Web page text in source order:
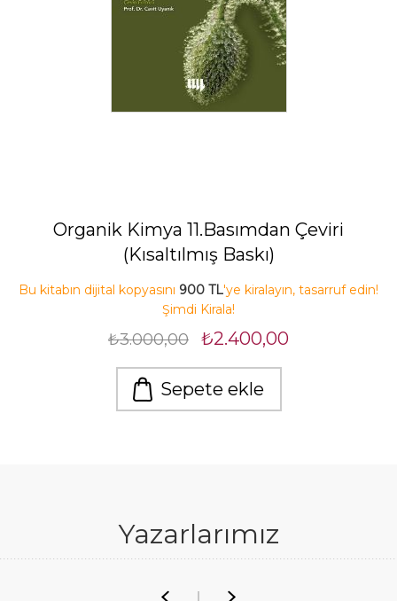
Organik Kimya 11.Basımdan Çeviri
(Kısaltılmış Baskı)
Bu kitabın dijital kopyasını 900 TL'ye kiralayın, tasarruf edin!
Şimdi Kirala!
₺3.000,00 ₺2.400,00
Sepete ekle
Yazarlarımız